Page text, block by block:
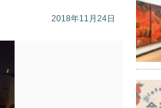
2018年11月24日